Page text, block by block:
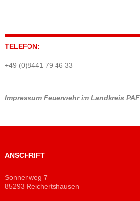
TELEFON:
+49 (0)8441 79 46 33
Impressum Feuerwehr im Landkreis PAF
ANSCHRIFT
Sonnenweg 7
85293 Reichertshausen